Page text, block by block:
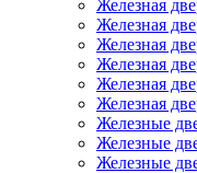
Железная
Железная
Железная
Железная
Железная
Железная
Железные
Железные
Железные